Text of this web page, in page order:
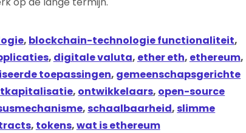
, blockchain-technologie functionaliteit,
, digitale valuta, ether eth, ethereum,
toepassingen, gemeenschapsgerichte
, ontwikkelaars, open-source
,schaalbaarheid,slimme
, tokens,wat is ethereum